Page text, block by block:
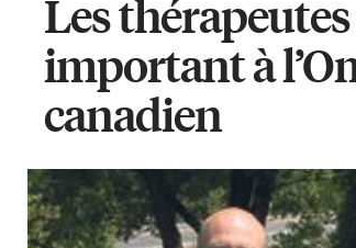
Les
important à
canadien